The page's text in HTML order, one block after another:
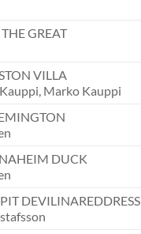
GREAT
VILLA
Marko Kauppi
DUCK
DEVILINAREDDRESS